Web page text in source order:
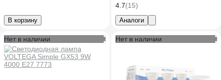
В корзину
4.7(15)
Аналоги
Нет в наличии Нет в наличии